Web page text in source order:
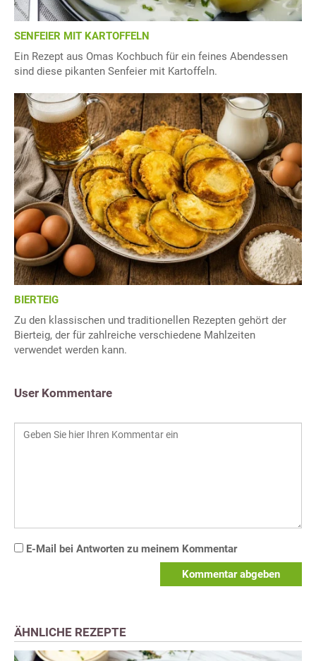
SENFEIER MIT KARTOFFELN
Ein Rezept aus Omas Kochbuch für ein feines Abendessen
sind diese pikanten Senfeier mit Kartoffeln.
BIERTEIG
Zu den klassischen und traditionellen Rezepten gehört der
Bierteig, der für zahlreiche verschiedene Mahlzeiten
verwendet werden kann.
User Kommentare
E-Mail bei Antworten zu meinem Kommentar
Kommentar abgeben
ÄHNLICHE REZEPTE